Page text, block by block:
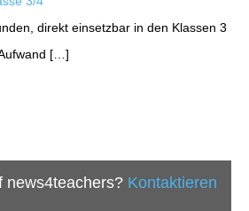
direkt einsetzbar in den Klassen 3
[…]
news4teachers? Kontaktieren